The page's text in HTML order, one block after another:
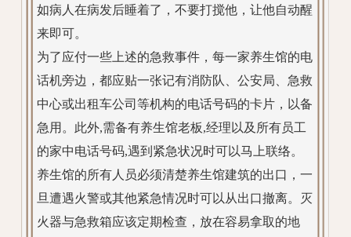
如病人在病发后睡着了，不要打搅他，让他自动醒
来即可。
为了应付一些上述的急救事件，每一家养生馆的电
话机旁边，都应贴一张记有消防队、公安局、急救
中心或出租车公司等机构的电话号码的卡片，以备
急用。此外,需备有养生馆老板,经理以及所有员工
的家中电话号码,遇到紧急状况时可以马上联络。
养生馆的所有人员必须清楚养生馆建筑的出口，一
旦遭遇火警或其他紧急情况时可以从出口撤离。灭
火器与急救箱应该定期检查，放在容易拿取的地